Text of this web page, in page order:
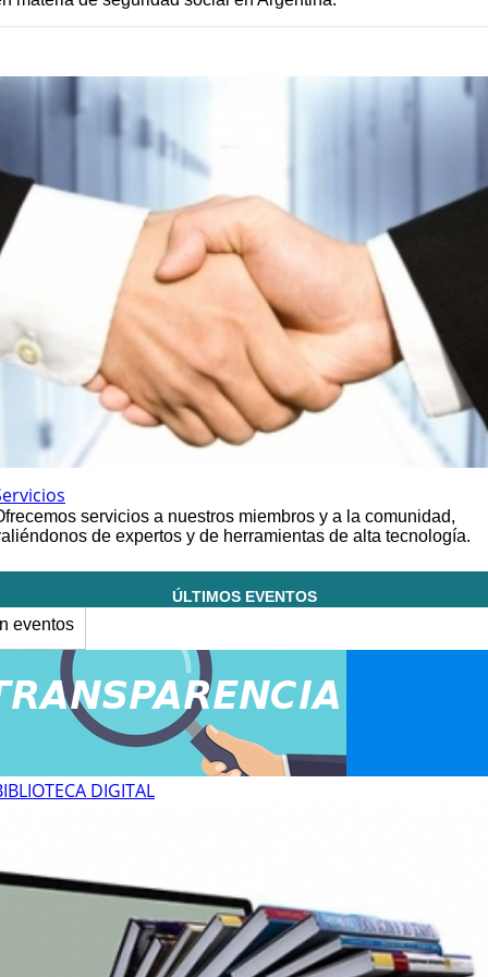
servicios a nuestros miembros y a la comunidad,
de expertos y de herramientas de alta tecnología.
ÚLTIMOS EVENTOS
eventos
DIGITAL